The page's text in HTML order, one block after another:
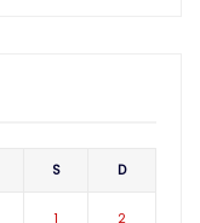
S D
1 2